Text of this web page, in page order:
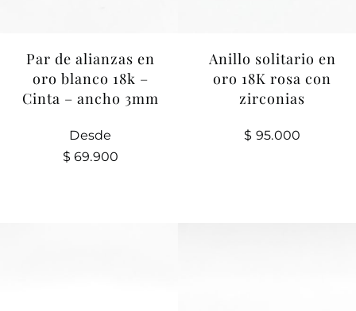
Par de alianzas en
oro blanco 18k –
Cinta – ancho 3mm
Desde
$ 69.900
Anillo solitario en
oro 18K rosa con
zirconias
$ 95.000